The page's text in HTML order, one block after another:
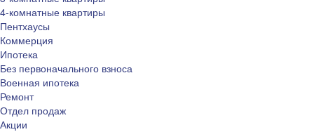
4-комнатные квартиры
Пентхаусы
Коммерция
Ипотека
Без первоначального взноса
Военная ипотека
Ремонт
Отдел продаж
Акции